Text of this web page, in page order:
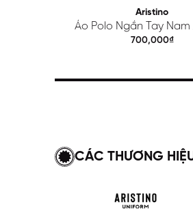
Aristino
Áo Polo Ngắn Tay Nam
Regular700,000₫
CÁC THƯƠNG